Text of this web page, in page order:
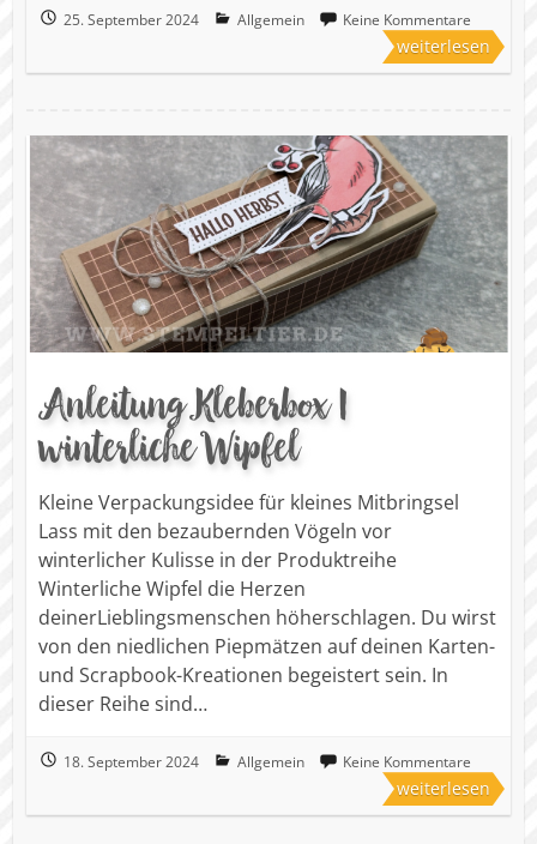
25. September 2024 Allgemein Keine Kommentare
weiterlesen
Anleitung Kleberbox |
winterliche Wipfel
Kleine Verpackungsidee für kleines Mitbringsel
Lass mit den bezaubernden Vögeln vor
winterlicher Kulisse in der Produktreihe
Winterliche Wipfel die Herzen
deinerLieblingsmenschen höherschlagen. Du wirst
von den niedlichen Piepmätzen auf deinen Karten-
und Scrapbook-Kreationen begeistert sein. In
dieser Reihe sind…
18. September 2024 Allgemein Keine Kommentare
weiterlesen